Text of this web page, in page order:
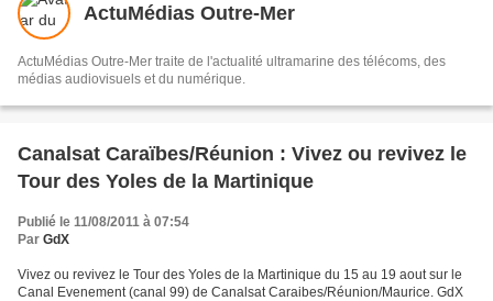
ActuMédias Outre-Mer
ActuMédias Outre-Mer traite de l'actualité ultramarine des télécoms, des
médias audiovisuels et du numérique.
Canalsat Caraïbes/Réunion : Vivez ou revivez le
Tour des Yoles de la Martinique
Publié le 11/08/2011 à 07:54
Par GdX
Vivez ou revivez le Tour des Yoles de la Martinique du 15 au 19 aout sur le
Canal Evenement (canal 99) de Canalsat Caraibes/Réunion/Maurice. GdX